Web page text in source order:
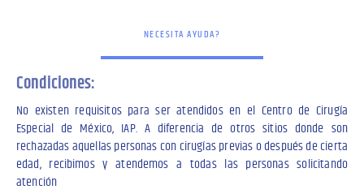
NECESITA AYUDA?
Condiciones:
No existen requisitos para ser atendidos en el Centro de Cirugía
Especial de México, IAP. A diferencia de otros sitios donde son
rechazadas aquellas personas con cirugías previas o después de cierta
edad, recibimos y atendemos a todas las personas solicitando
atención